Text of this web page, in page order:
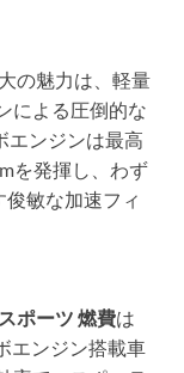
の魅力は、軽量
による圧倒的な
エンジンは最高
を発揮し、わず
敏な加速フィ
ポーツ 燃費は
エンジン搭載車